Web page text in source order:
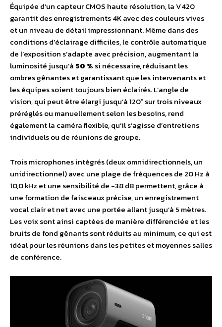
Équipée d’un capteur CMOS haute résolution, la V420
garantit des enregistrements 4K avec des couleurs vives
et un niveau de détail impressionnant. Même dans des
conditions d’éclairage difficiles, le contrôle automatique
de l’exposition s’adapte avec précision, augmentant la
luminosité jusqu’à 50 % si nécessaire, réduisant les
ombres gênantes et garantissant que les intervenants et
les équipes soient toujours bien éclairés. L’angle de
vision, qui peut être élargi jusqu’à 120° sur trois niveaux
préréglés ou manuellement selon les besoins, rend
également la caméra flexible, qu’il s’agisse d’entretiens
individuels ou de réunions de groupe.
Trois microphones intégrés (deux omnidirectionnels, un
unidirectionnel) avec une plage de fréquences de 20 Hz à
10,0 kHz et une sensibilité de -38 dB permettent, grâce à
une formation de faisceaux précise, un enregistrement
vocal clair et net avec une portée allant jusqu’à 5 mètres.
Les voix sont ainsi captées de manière différenciée et les
bruits de fond gênants sont réduits au minimum, ce qui est
idéal pour les réunions dans les petites et moyennes salles
de conférence.